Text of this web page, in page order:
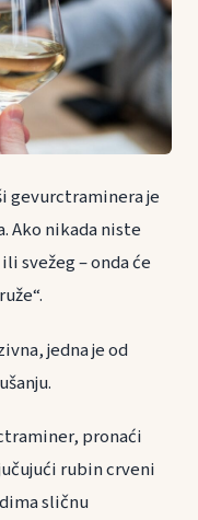
gevurctraminera je
Ako nikada niste
svežeg – onda će
jedna je od
pronaći
rubin crveni
sličnu